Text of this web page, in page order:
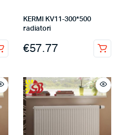
KERMI KV11-300*500
radiatori
€57.77